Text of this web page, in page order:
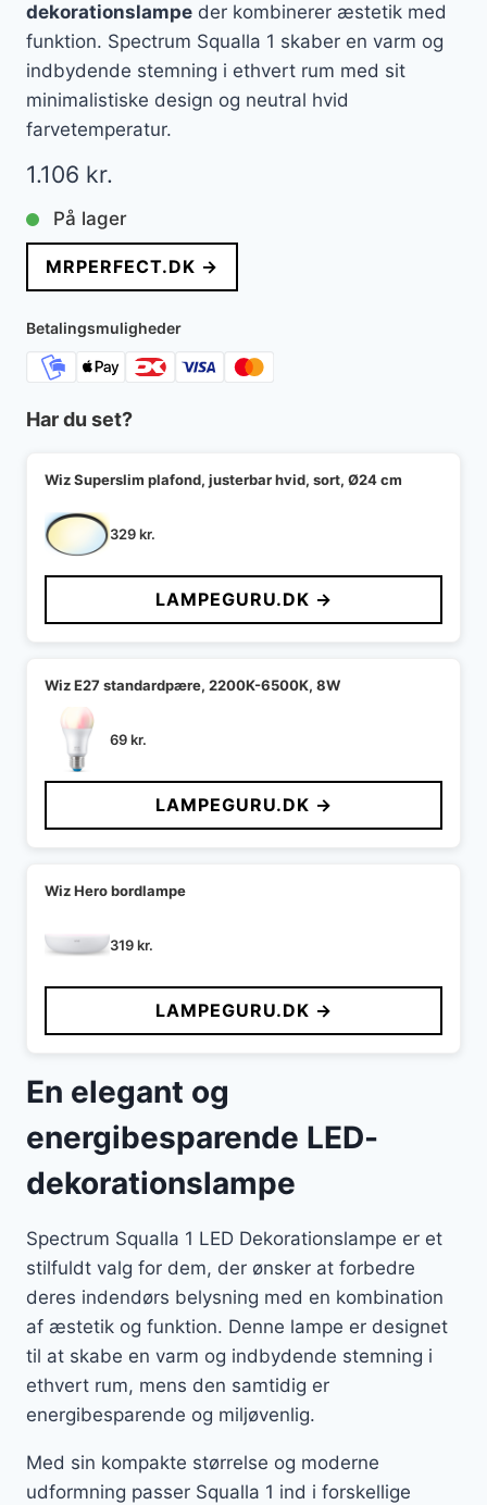
dekorationslampe der kombinerer æstetik med
funktion. Spectrum Squalla 1 skaber en varm og
indbydende stemning i ethvert rum med sit
minimalistiske design og neutral hvid
farvetemperatur.
1.106 kr.
På lager
MRPERFECT.DK →
Betalingsmuligheder
Har du set?
Wiz Superslim plafond, justerbar hvid, sort, Ø24 cm
329kr.
LAMPEGURU.DK →
Wiz E27 standardpære, 2200K-6500K, 8W
69kr.
LAMPEGURU.DK →
Wiz Hero bordlampe
319kr.
LAMPEGURU.DK →
En elegant og
energibesparende LED-
dekorationslampe
Spectrum Squalla 1 LED Dekorationslampe er et
stilfuldt valg for dem, der ønsker at forbedre
deres indendørs belysning med en kombination
af æstetik og funktion. Denne lampe er designet
til at skabe en varm og indbydende stemning i
ethvert rum, mens den samtidig er
energibesparende og miljøvenlig.
Med sin kompakte størrelse og moderne
udformning passer Squalla 1 ind i forskellige